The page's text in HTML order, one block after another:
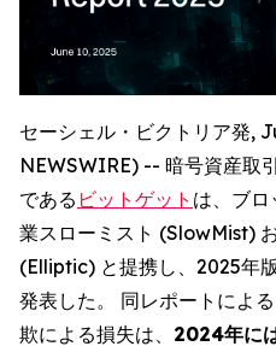
セーシェル・ビクトリア発,
NEWSWIRE) -- 暗号資産取
である ビットゲット は、ブ
業スローミスト (SlowMist)
(Elliptic) と提携し、2025年
発表した。 同レポートによ
欺による損失は、 2024年に